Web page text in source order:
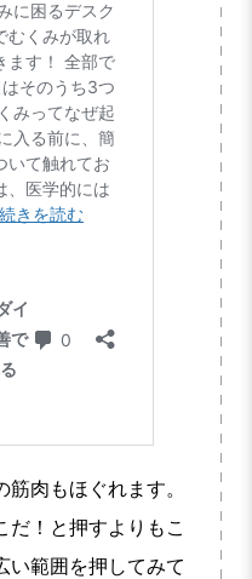
肉もほぐれます。
だ！と押すよりもこ
い範囲を押してみて